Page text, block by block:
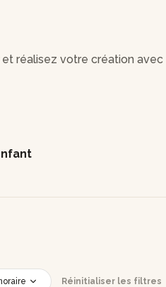
réalisez votre création avec
Réinitialiser les filtres